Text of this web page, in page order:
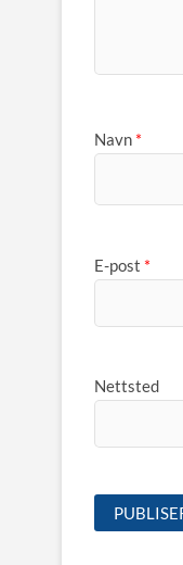
Navn *
E-post *
Nettsted